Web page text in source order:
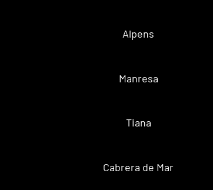
Alpens
Manresa
Tiana
Cabrera de Mar